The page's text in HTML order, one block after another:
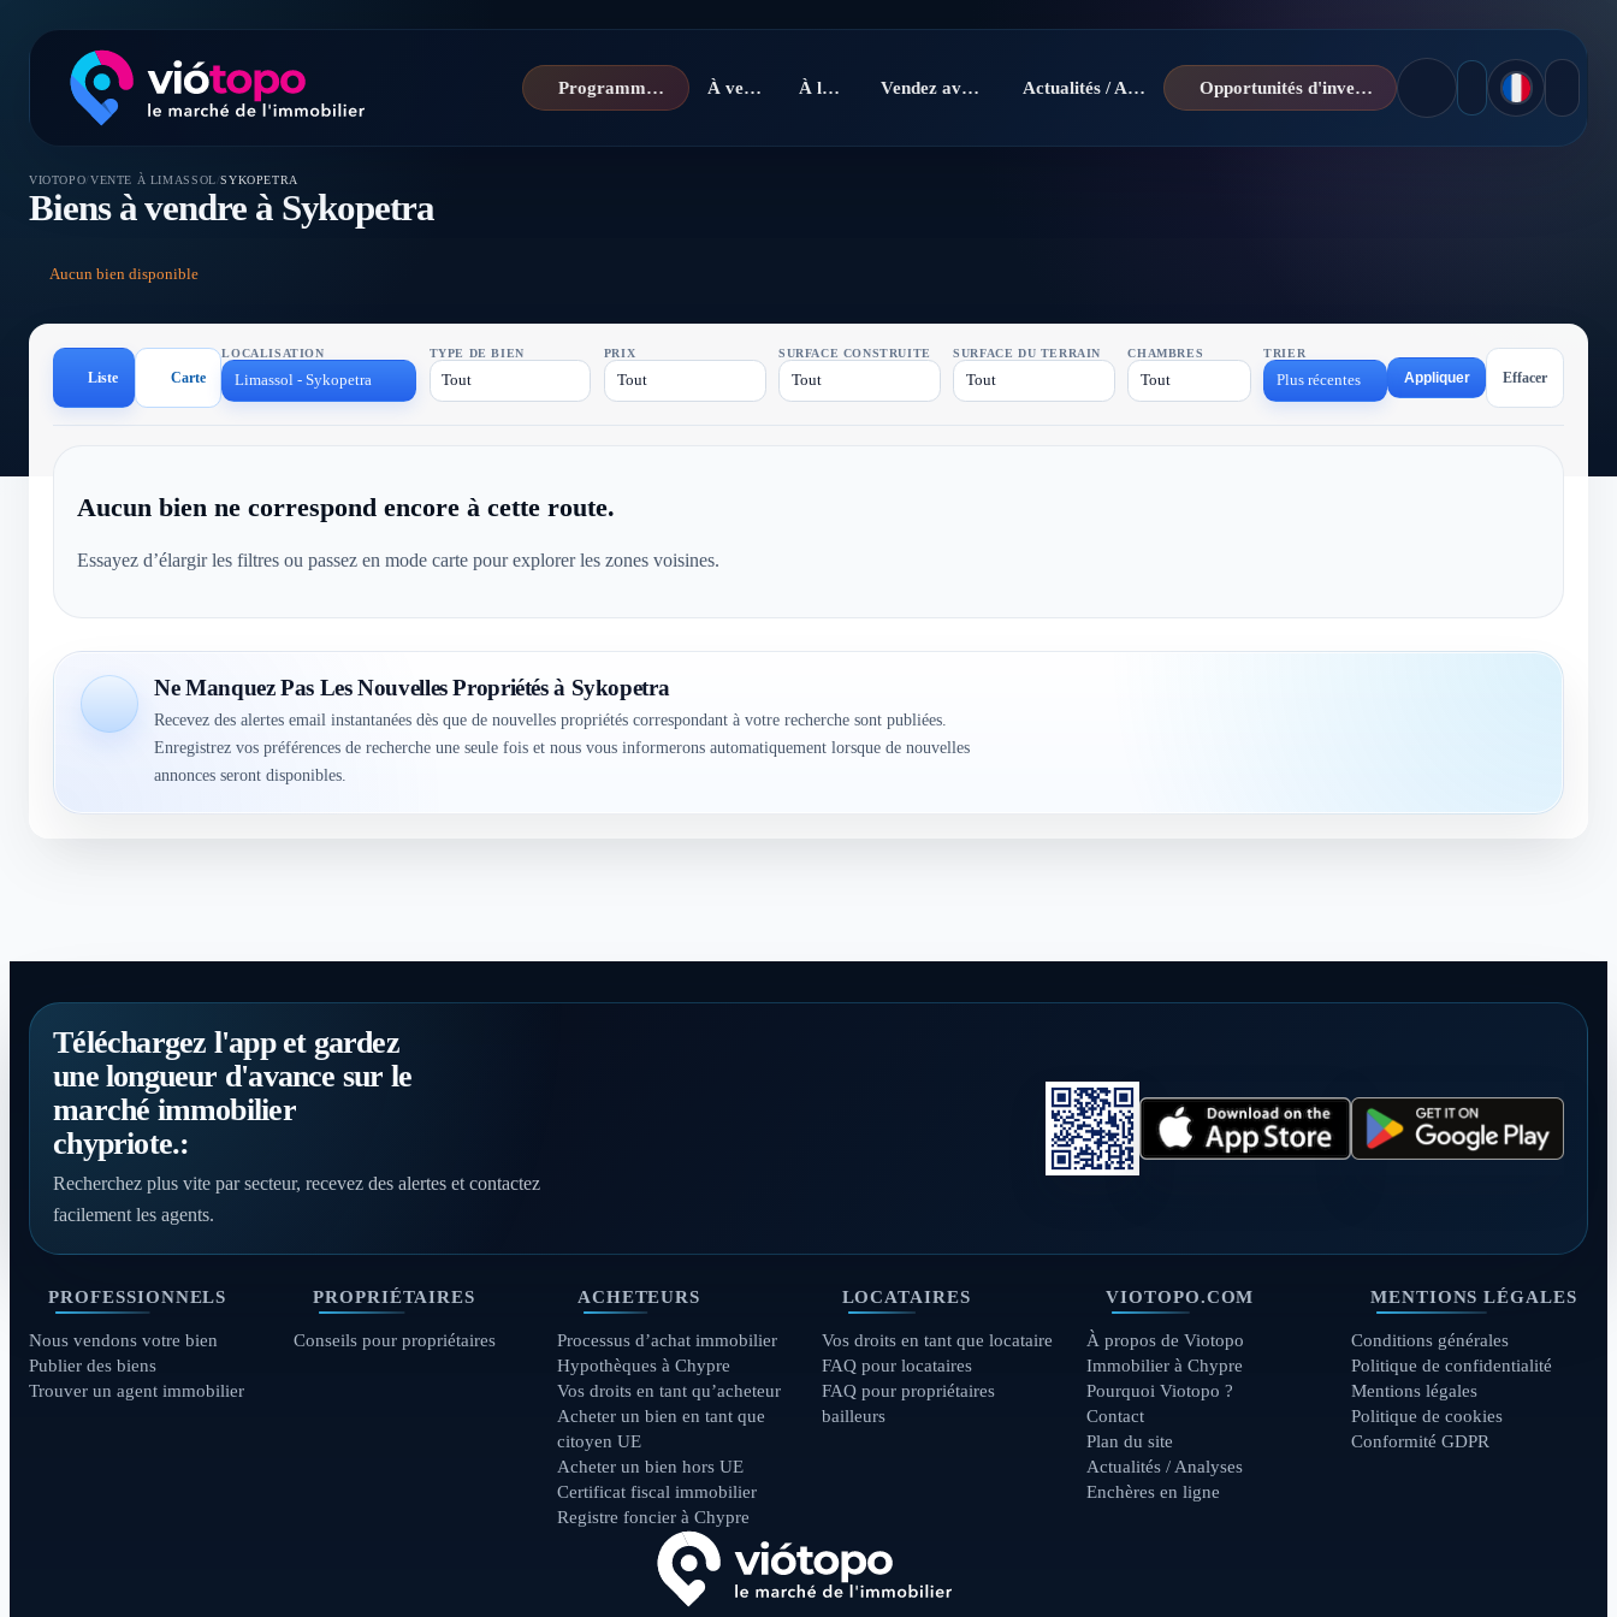
Programmes neufs À vendre À louer Vendez avec nous Actualités / Analyses Opportunités d'investissement
VIOTOPO/VENTE À LIMASSOL/SYKOPETRA
Biens à vendre à Sykopetra
Aucun bien disponible
Liste Carte
LOCALISATION
Limassol - Sykopetra
TYPE DE BIEN
Tout
PRIX
Tout
SURFACE CONSTRUITE
Tout
SURFACE DU TERRAIN
Tout
CHAMBRES
Tout
TRIER
Plus récentes Appliquer Effacer
Aucun bien ne correspond encore à cette route.
Essayez d’élargir les filtres ou passez en mode carte pour explorer les zones voisines.
Ne Manquez Pas Les Nouvelles Propriétés à Sykopetra
Recevez des alertes email instantanées dès que de nouvelles propriétés correspondant à votre recherche sont publiées.
Enregistrez vos préférences de recherche une seule fois et nous vous informerons automatiquement lorsque de nouvelles
annonces seront disponibles.
Téléchargez l'app et gardez
une longueur d'avance sur le
marché immobilier
chypriote.:
Recherchez plus vite par secteur, recevez des alertes et contactez
facilement les agents.
PROFESSIONNELS
Nous vendons votre bien
Publier des biens
Trouver un agent immobilier
PROPRIÉTAIRES
Conseils pour propriétaires
ACHETEURS
Processus d’achat immobilier
Hypothèques à Chypre
Vos droits en tant qu’acheteur
Acheter un bien en tant que
citoyen UE
Acheter un bien hors UE
Certificat fiscal immobilier
Registre foncier à Chypre
LOCATAIRES
Vos droits en tant que locataire
FAQ pour locataires
FAQ pour propriétaires
bailleurs
VIOTOPO.COM
À propos de Viotopo
Immobilier à Chypre
Pourquoi Viotopo ?
Contact
Plan du site
Actualités / Analyses
Enchères en ligne
MENTIONS LÉGALES
Conditions générales
Politique de confidentialité
Mentions légales
Politique de cookies
Conformité GDPR